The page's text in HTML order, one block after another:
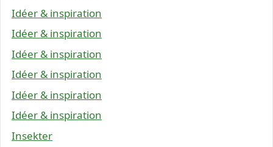
Idéer & inspiration
Idéer & inspiration
Idéer & inspiration
Idéer & inspiration
Idéer & inspiration
Idéer & inspiration
Insekter